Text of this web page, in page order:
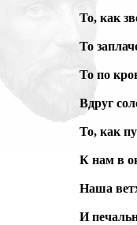
То, как
То
То по
Вдруг
То, как
К нам в
Наша
И